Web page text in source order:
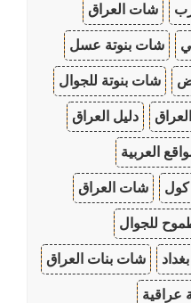
شات العراق
شات بنوتة عسل
شات بنوتة للجوال
دليل العراق
العربية
كول شات العراق
للجوال
شات بنات العراق
عراقية